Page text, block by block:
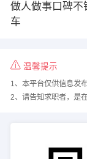
做人做事口碑不
车
温馨提示
1、本平台仅供信息发
2、请告知求职者，是